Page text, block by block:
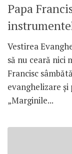
Papa
Vestirea
să nu ceară nici
Francisc
evanghelizare
„Marginile...